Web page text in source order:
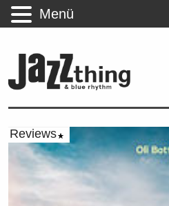
Reviews
Menü